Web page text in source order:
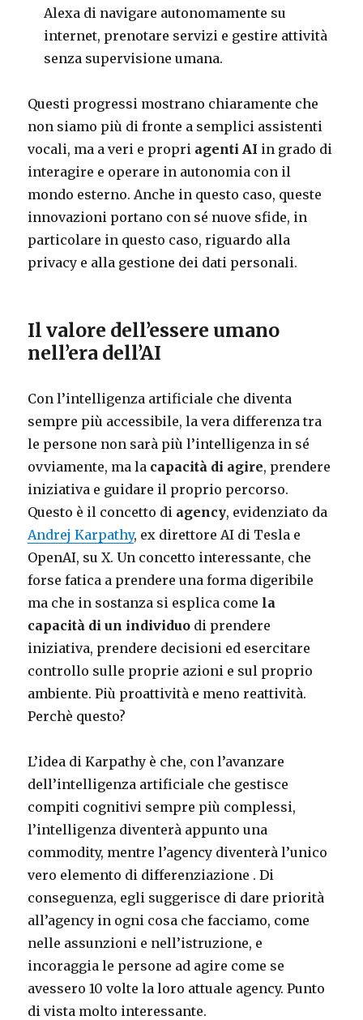
Alexa di navigare autonomamente su
internet, prenotare servizi e gestire attività
senza supervisione umana.
Questi progressi mostrano chiaramente che
non siamo più di fronte a semplici assistenti
vocali, ma a veri e propri agenti AI in grado di
interagire e operare in autonomia con il
mondo esterno. Anche in questo caso, queste
innovazioni portano con sé nuove sfide, in
particolare in questo caso, riguardo alla
privacy e alla gestione dei dati personali.
Il valore dell’essere umano
nell’era dell’AI
Con l’intelligenza artificiale che diventa
sempre più accessibile, la vera differenza tra
le persone non sarà più l’intelligenza in sé
ovviamente, ma la capacità di agire, prendere
iniziativa e guidare il proprio percorso.
Questo è il concetto di agency, evidenziato da
Andrej Karpathy, ex direttore AI di Tesla e
OpenAI, su X. Un concetto interessante, che
forse fatica a prendere una forma digeribile
ma che in sostanza si esplica come la
capacità di un individuo di prendere
iniziativa, prendere decisioni ed esercitare
controllo sulle proprie azioni e sul proprio
ambiente. Più proattività e meno reattività.
Perchè questo?
L’idea di Karpathy è che, con l’avanzare
dell’intelligenza artificiale che gestisce
compiti cognitivi sempre più complessi,
l’intelligenza diventerà appunto una
commodity, mentre l’agency diventerà l’unico
vero elemento di differenziazione . Di
conseguenza, egli suggerisce di dare priorità
all’agency in ogni cosa che facciamo, come
nelle assunzioni e nell’istruzione, e
incoraggia le persone ad agire come se
avessero 10 volte la loro attuale agency. Punto
di vista molto interessante.